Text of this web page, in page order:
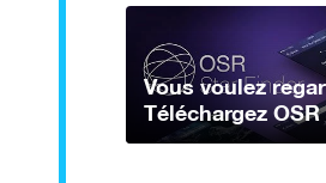
Vous voulez
Téléchargez OSR